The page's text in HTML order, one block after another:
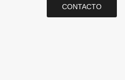
CONTACTO